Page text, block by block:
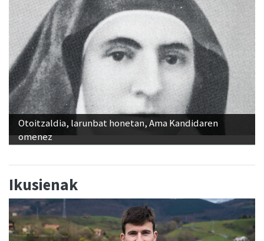
Otoitzaldia, larunbat honetan, Ama Kandidaren
omenez
Ikusienak